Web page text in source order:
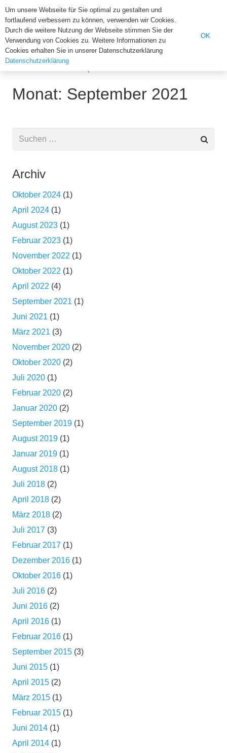
Institut für Biologie der
Suchen
nach:
Monat: September 2021
Suchen
Archiv
Oktober 2024 (1)
April 2024 (1)
August 2023 (1)
Februar 2023 (1)
November 2022 (1)
Oktober 2022 (1)
April 2022 (4)
September 2021 (1)
Juni 2021 (1)
März 2021 (3)
November 2020 (2)
Oktober 2020 (2)
Juli 2020 (1)
Februar 2020 (2)
Januar 2020 (2)
September 2019 (1)
August 2019 (1)
Januar 2019 (1)
August 2018 (1)
Juli 2018 (2)
April 2018 (2)
März 2018 (2)
Juli 2017 (3)
Februar 2017 (1)
Dezember 2016 (1)
Oktober 2016 (1)
Juli 2016 (2)
Juni 2016 (2)
April 2016 (1)
Februar 2016 (1)
September 2015 (3)
Juni 2015 (1)
April 2015 (2)
März 2015 (1)
Februar 2015 (1)
Juni 2014 (1)
April 2014 (1)
Um unsere Webseite für Sie optimal zu gestalten und
fortlaufend verbessern zu können, verwenden wir Cookies.
Durch die weitere Nutzung der Webseite stimmen Sie der
Verwendung von Cookies zu. Weitere Informationen zu
Cookies erhalten Sie in unserer Datenschutzerklärung
Datenschutzerklärung
OK